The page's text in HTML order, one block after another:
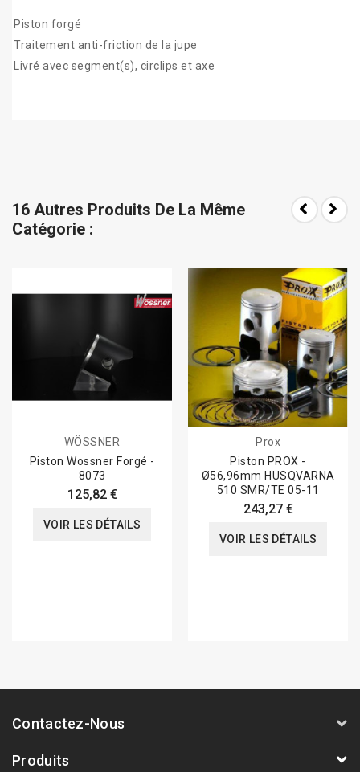
Piston forgé
Traitement anti-friction de la jupe
Livré avec segment(s), circlips et axe
16 Autres Produits De La Même
Catégorie :
WÖSSNER
Piston Wossner Forgé -
8073
125,82 €
VOIR LES DÉTAILS
Prox
Piston PROX -
Ø56,96mm HUSQVARNA
510 SMR/TE 05-11
243,27 €
VOIR LES DÉTAILS
Contactez-Nous
Produits